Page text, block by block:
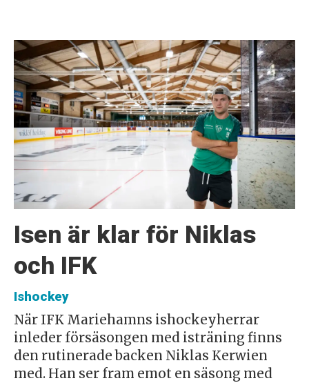
Isen är klar för Niklas
och IFK
Ishockey
När IFK Mariehamns ishockeyherrar
inleder försäsongen med isträning finns
den rutinerade backen Niklas Kerwien
med. Han ser fram emot en säsong med